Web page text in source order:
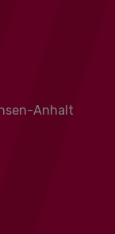
Anhalt